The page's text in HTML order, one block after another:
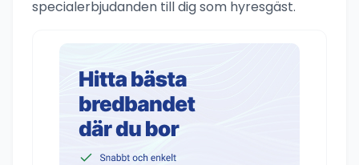
specialerbjudanden till dig som hyresgäst.